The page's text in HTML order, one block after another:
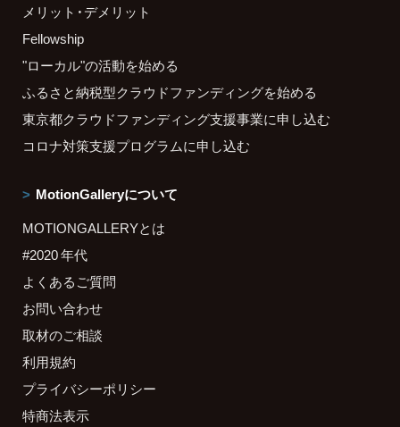
メリット・デメリット
Fellowship
"ローカル"の活動を始める
ふるさと納税型クラウドファンディングを始める
東京都クラウドファンディング支援事業に申し込む
コロナ対策支援プログラムに申し込む
MotionGalleryについて
MOTIONGALLERYとは
#2020 年代
よくあるご質問
お問い合わせ
取材のご相談
利用規約
プライバシーポリシー
特商法表示